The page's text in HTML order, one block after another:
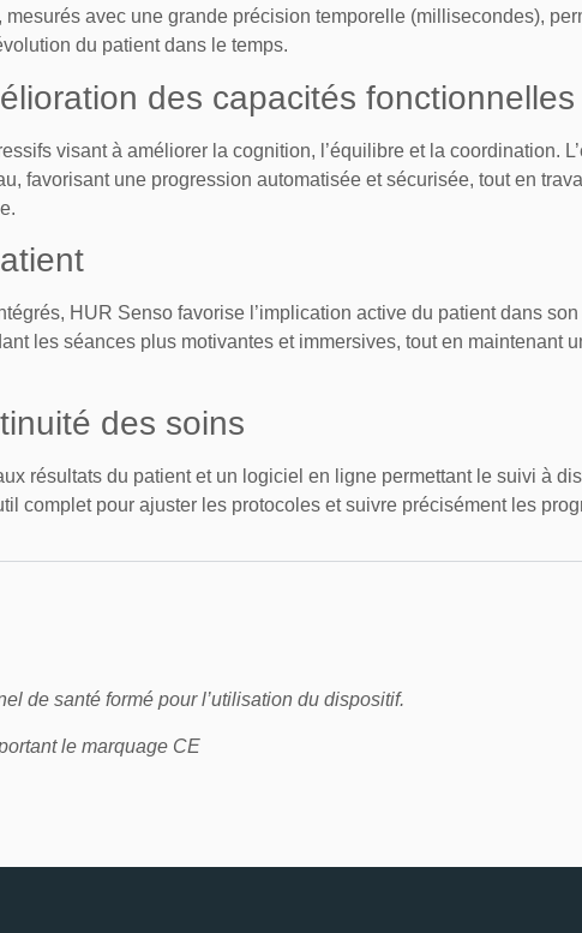
avec une grande précision temporelle (millisecondes),
du patient dans le temps.
des capacités fonctionnelles
visant à améliorer la cognition, l’équilibre et la coordination.
favorisant une progression automatisée et sécurisée, tout en
HUR Senso favorise l’implication active du patient dans
les séances plus motivantes et immersives, tout en maintenant
des soins
résultats du patient et un logiciel en ligne permettant le suivi à
complet pour ajuster les protocoles et suivre précisément les
de santé formé pour l’utilisation du dispositif.
le marquage CE